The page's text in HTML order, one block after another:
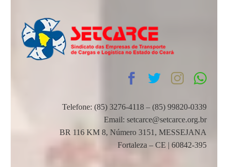
Telefone: (85) 3276-4118 – (85) 99820-0339
Email: setcarce@setcarce.org.br
BR 116 KM 8, Número 3151, MESSEJANA
Fortaleza – CE | 60842-395